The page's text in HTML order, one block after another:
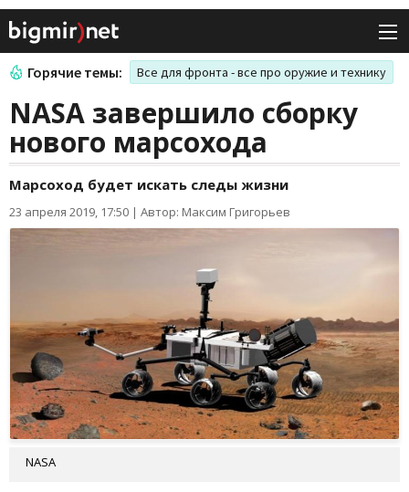
Горячие темы: Все для фронта - все про оружие и технику
NASA завершило сборку
нового марсохода
Марсоход будет искать следы жизни
23 апреля 2019, 17:50 | Автор: Максим Григорьев
NASA